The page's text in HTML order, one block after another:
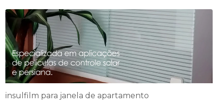
insulfilm para janela de apartamento